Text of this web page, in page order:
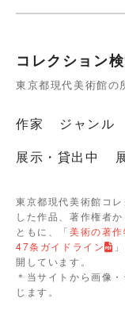
コレクション
東京都現代美術館の
作家 ジャンル
展示・貸出中
東京都現代美術館コ
した作品、著作権者
ともに、「美術の著
47条ガイドライン
開しています。
＊当サイトから画像
じます。